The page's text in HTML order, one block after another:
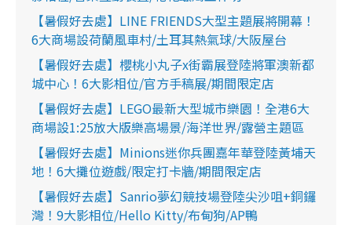
【暑假好去處】LINE FRIENDS大型主題展將開幕！
6大商場設荷蘭風車村/土耳其熱氣球/大阪屋台
【暑假好去處】櫻桃小丸子x街霸展登陸將軍澳新都
城中心！6大影相位/官方手稿展/期間限定店
【暑假好去處】LEGO最新大型城市樂園！全港6大
商場設1:25放大版樂高場景/海洋世界/露營主題區
【暑假好去處】Minions迷你兵團嘉年華登陸黃埔天
地！6大攤位遊戲/限定打卡牆/期間限定店
【暑假好去處】Sanrio夢幻競技場登陸尖沙咀+銅鑼
灣！9大影相位/Hello Kitty/布甸狗/AP鴨